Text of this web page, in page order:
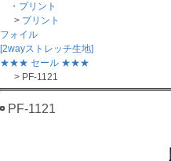
・プリント
> プリント
フォイル
[2wayストレッチ生地]
★★★ セール ★★★
> PF-1121
PF-1121